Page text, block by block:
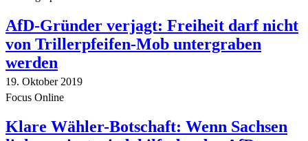
AfD-Gründer verjagt: Freiheit darf nicht
von Trillerpfeifen-Mob untergraben
werden
19. Oktober 2019
Focus Online
Klare Wähler-Botschaft: Wenn Sachsen